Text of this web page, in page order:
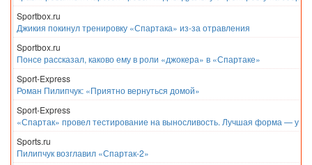
Sportbox.ru
Джикия покинул тренировку «Спартака» из-за отравления
Sportbox.ru
Понсе рассказал, каково ему в роли «джокера» в «Спартаке»
Sport-Express
Роман Пилипчук: «Приятно вернуться домой»
Sport-Express
«Спартак» провел тестирование на выносливость. Лучшая форма — у
Sports.ru
Пилипчук возглавил «Спартак-2»